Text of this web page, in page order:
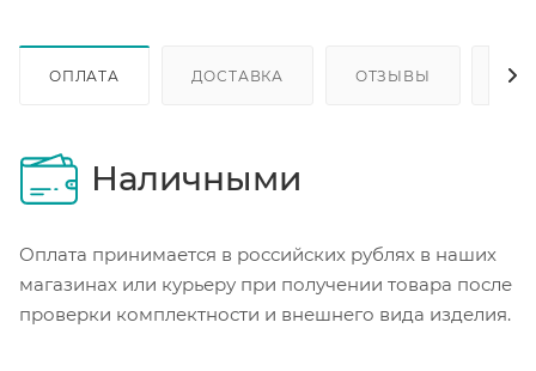
ОПЛАТА ДОСТАВКА ОТЗЫВЫ
Наличными
Оплата принимается в российских рублях в наших
магазинах или курьеру при получении товара после
проверки комплектности и внешнего вида изделия.